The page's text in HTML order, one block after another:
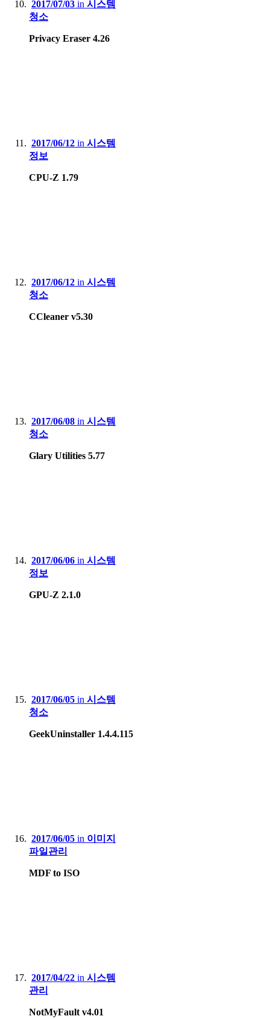
2017/07/03 in 시스템
청소
Privacy Eraser 4.26
2017/06/12 in 시스템
정보
CPU-Z 1.79
2017/06/12 in 시스템
청소
CCleaner v5.30
2017/06/08 in 시스템
청소
Glary Utilities 5.77
2017/06/06 in 시스템
정보
GPU-Z 2.1.0
2017/06/05 in 시스템
청소
GeekUninstaller 1.4.4.115
2017/06/05 in 이미지
파일관리
MDF to ISO
2017/04/22 in 시스템
관리
NotMyFault v4.01